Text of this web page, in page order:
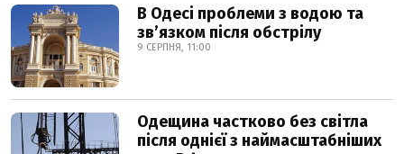
В Одесі проблеми з водою та
звʼязком після обстрілу
9 СЕРПНЯ, 11:00
Одещина частково без світла
після однієї з наймасштабніших